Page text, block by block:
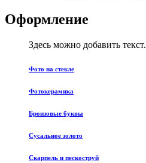
Оформление
Здесь можно добавить текст.
Фото на стекле
Фотокерамика
Бронзовые буквы
Сусальное золото
Скарпель и пескоструй